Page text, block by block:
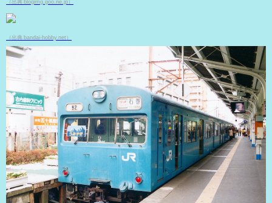
（出典 blogimg.goo.ne.jp）
（出典 bandai-hobby.net）